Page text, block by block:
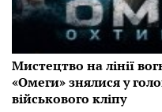
Мистецтво на лінії
«Омеги» знялися у
військового кліпу